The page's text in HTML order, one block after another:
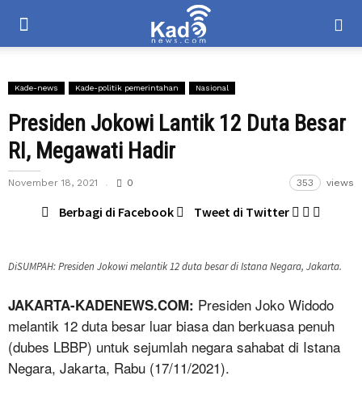
Kade-news Kade-politik pemerintahan Nasional
Presiden Jokowi Lantik 12 Duta Besar
RI, Megawati Hadir
November 18, 2021 0 353 views
Berbagi di Facebook Tweet di Twitter
DiSUMPAH: Presiden Jokowi melantik 12 duta besar di Istana Negara, Jakarta.
JAKARTA-KADENEWS.COM: Presiden Joko Widodo
melantik 12 duta besar luar biasa dan berkuasa penuh
(dubes LBBP) untuk sejumlah negara sahabat di Istana
Negara, Jakarta, Rabu (17/11/2021).